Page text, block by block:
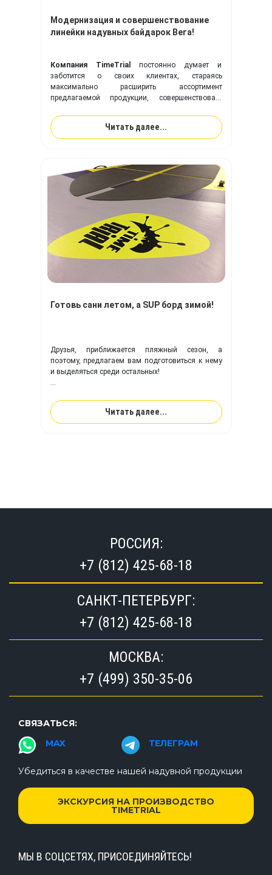
Модернизация и совершенствование
линейки надувных байдарок Вега!
Компания TimeTrial
постоянно думает и
заботится о своих клиентах, стараясь
максимально расширить ассортимент
предлагаемой продукции, совершенствовать
оптимизировать производственный процесс в
целом.
Читать далее...
Готовь сани летом, а SUP борд зимой!
Друзья, приближается пляжный сезон, а
поэтому, предлагаем вам подготовиться к нему
и выделяться среди остальных!
любую фантазия на вашем
Читать далее...
РОССИЯ:
+7 (812) 425-68-18
САНКТ-ПЕТЕРБУРГ:
+7 (812) 425-68-18
МОСКВА:
+7 (499) 350-35-06
СВЯЗАТЬСЯ:
MAX
ТЕЛЕГРАМ
Убедиться в качестве нашей надувной продукции
ЭКСКУРСИЯ НА ПРОИЗВОДСТВО
TIMETRIAL
МЫ В СОЦСЕТЯХ, ПРИСОЕДИНЯЙТЕСЬ!